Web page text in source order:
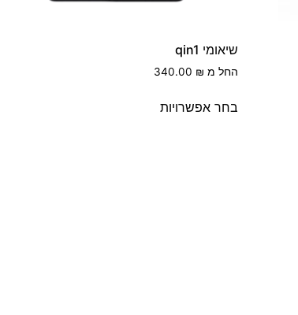
שיאומי qin1
החל מ 340.00 ₪
בחר אפשרויות